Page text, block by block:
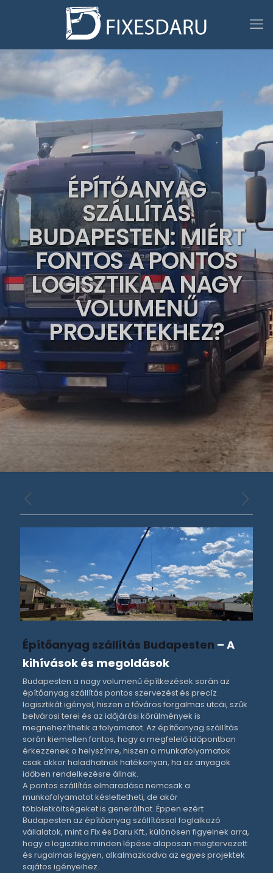
ÉPÍTŐANYAG
SZÁLLÍTÁS
BUDAPESTEN: MIÉRT
FONTOS A PONTOS
LOGISZTIKA A NAGY
VOLUMENŰ
PROJEKTEKHEZ?
Építőanyag szállítás Budapesten – A
kihívások és megoldások
Budapesten a nagy volumenű építkezések során az
építőanyag szállítás pontos szervezést és precíz
logisztikát igényel, hiszen a főváros forgalmas utcái, szűk
belvárosi terei és az időjárási körülmények is
megnehezíthetik a folyamatot. Az építőanyag szállítás
során kiemelten fontos, hogy a megfelelő időpontban
érkezzenek a helyszínre, hiszen a munkafolyamatok
csak akkor haladhatnak hatékonyan, ha az anyagok
időben rendelkezésre állnak.
A pontos szállítás elmaradása nemcsak a
munkafolyamatot késleltetheti, de akár
többletköltségeket is generálhat. Éppen ezért
Budapesten az építőanyag szállítással foglalkozó
vállalatok, mint a Fix és Daru Kft., különösen figyelnek arra,
hogy a logisztika minden lépése alaposan megtervezett
és rugalmas legyen, alkalmazkodva az egyes projektek
sajátos igényeihez.